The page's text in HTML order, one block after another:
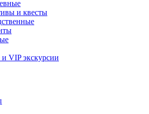
и квесты
VIP экскурсии